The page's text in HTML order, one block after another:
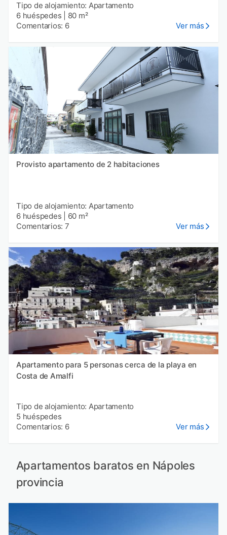
Tipo de alojamiento: Apartamento
6 huéspedes
80 m²
Comentarios: 6
Ver más
Provisto apartamento de 2 habitaciones
Tipo de alojamiento: Apartamento
6 huéspedes
60 m²
Comentarios: 7
Ver más
Apartamento para 5 personas cerca de la playa en
Costa de Amalfi
Tipo de alojamiento: Apartamento
5 huéspedes
Comentarios: 6
Ver más
Apartamentos baratos en Nápoles
provincia